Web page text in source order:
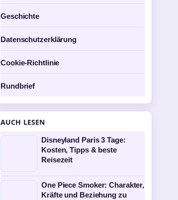
Geschichte
Datenschutzerklärung
Cookie-Richtlinie
Rundbrief
AUCH LESEN
Disneyland Paris 3 Tage:
Kosten, Tipps & beste
Reisezeit
One Piece Smoker: Charakter,
Kräfte und Beziehung zu